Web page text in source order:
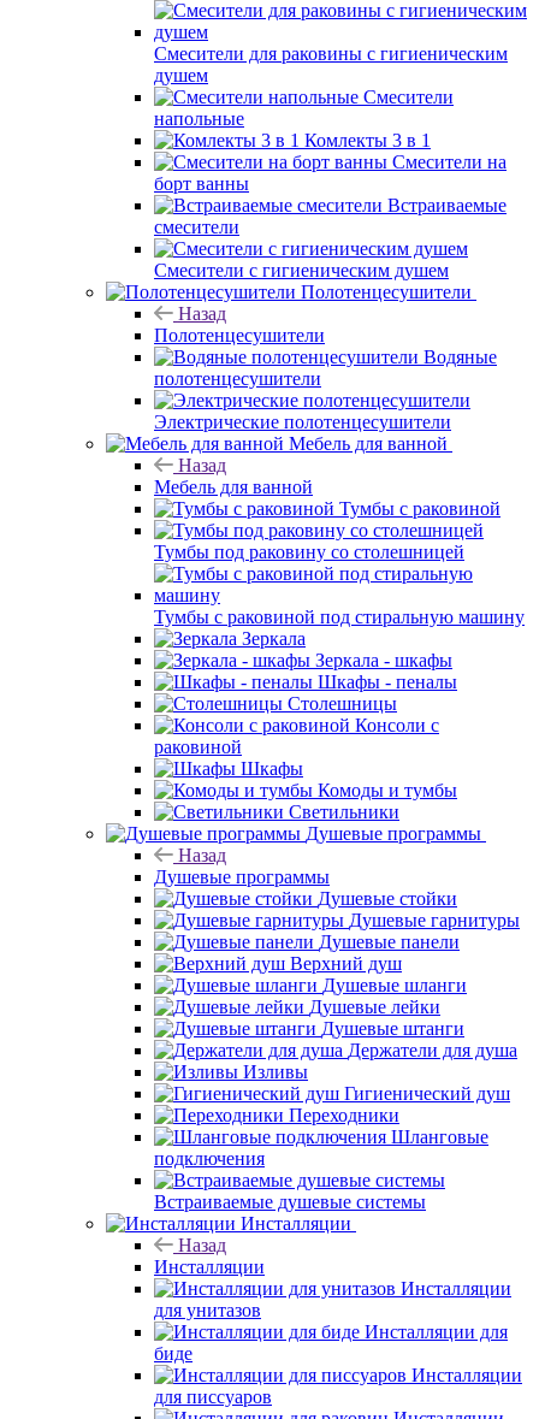
Смесители для раковины с гигиеническим
душем
Смесители
напольные
Комлекты 3 в 1
Смесители на
борт ванны
Встраиваемые
смесители
Смесители с гигиеническим душем
Полотенцесушители
Назад
Полотенцесушители
Водяные
полотенцесушители
Электрические полотенцесушители
Мебель для ванной
Назад
Мебель для ванной
Тумбы с раковиной
Тумбы под раковину со столешницей
Тумбы с раковиной под стиральную машину
Зеркала
Зеркала - шкафы
Шкафы - пеналы
Столешницы
Консоли с
раковиной
Шкафы
Комоды и тумбы
Светильники
Душевые программы
Назад
Душевые программы
Душевые стойки
Душевые гарнитуры
Душевые панели
Верхний душ
Душевые шланги
Душевые лейки
Душевые штанги
Держатели для душа
Изливы
Гигиенический душ
Переходники
Шланговые
подключения
Встраиваемые душевые системы
Инсталляции
Назад
Инсталляции
Инсталляции
для унитазов
Инсталляции для
биде
Инсталляции
для писсуаров